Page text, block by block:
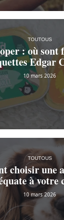
TOUTOUS
: où sont
Edgar
10 mars 2026
TOUTOUS
choisir une
à votre
10 mars 2026